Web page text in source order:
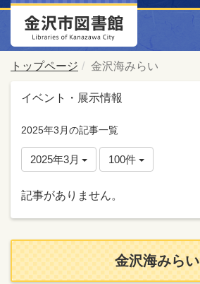
トップページ 金沢海みらい
イベント・展示情報
2025年3月の記事一覧
2025年3月 100件
記事がありません。
金沢海みらい